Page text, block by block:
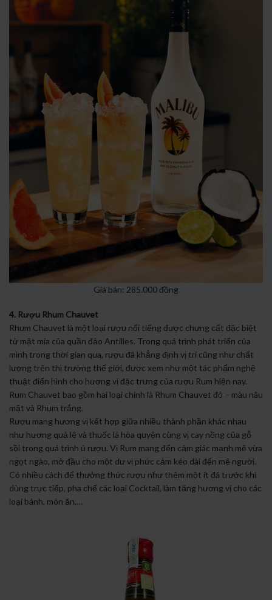
Giá bán: 285.000 đồng
4. Rượu Rhum Chauvet
Rhum Chauvet là một loại rượu nổi tiếng được chưng cất đặc biệt
từ mật mía của quần đảo Antilles. Trong quá trình phát triển của
mình trong thời gian qua, rượu đã khẳng định vị trí cũng như chất
lượng trên thị trường thế giới, được xem như một tác phẩm nghệ
thuật điển hình cho hương vị đặc trưng của rượu Rum hiện nay.
Rum Chauvet bao gồm hai loại chính là Rhum Chauvet đỏ – màu nâu
mật và Rhum trắng.
Rượu mang hương vị kết hợp giữa nhiều thành phần khác nhau
như hương quả lê và thuốc lá hòa quyện cùng vị cay nồng của gỗ
sồi trong quá trình ủ rượu. Vị Rum mang đến cảm giác mạnh mẽ vừa
ngọt ngào, mở đầu cho một dư vị phức cảm kéo dài đến mê người.
Có nhiều cách để thưởng thức rượu như thêm một ít đá trước khi
dùng trực tiếp, pha chế các loại Cocktail, làm tăng hương vị cho các
loại bánh, món ăn,…